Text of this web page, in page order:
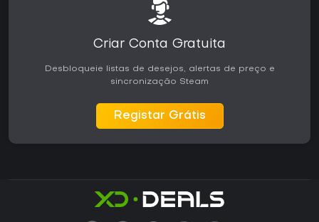
Criar Conta Gratuita
Desbloqueie listas de desejos, alertas de preço e
sincronização Steam
Registar Grátis